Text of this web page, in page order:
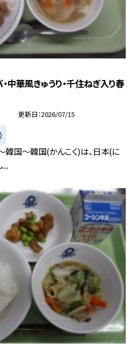
中華風きゅうり・千住ねぎ入り春
更新日 2026/07/15
国～韓国(かんこく)は、日本(に